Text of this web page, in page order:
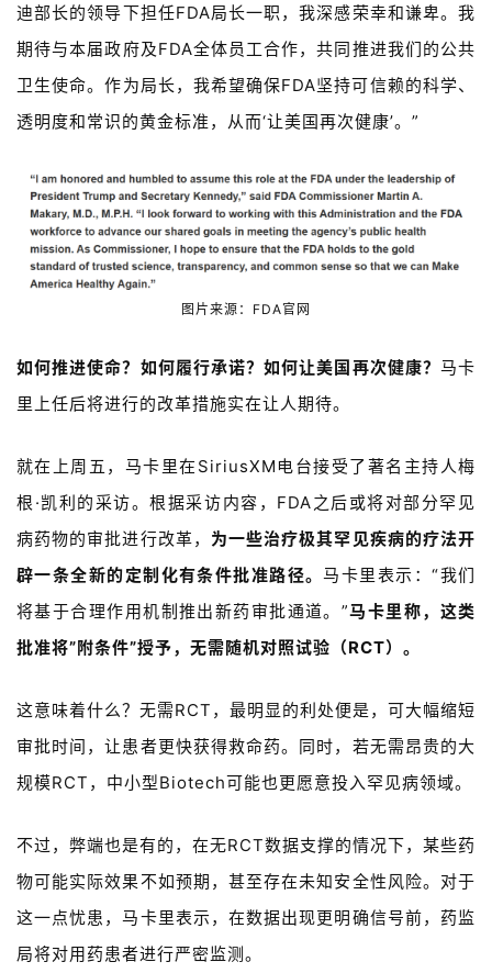
首
页
讯
视
区
精
彩
迪部长的领导下担任FDA局长一职，我深感荣幸和谦卑。我
期待与本届政府及FDA全体员工合作，共同推进我们的公共
卫生使命。作为局长，我希望确保FDA坚持可信赖的科学、
透明度和常识的黄金标准，从而‘让美国再次健康’。”
图片来源：FDA官网
如何推进使命？如何履行承诺？如何让美国再次健康？ 马卡
里上任后将进行的改革措施实在让人期待。
就在上周五，马卡里在SiriusXM电台接受了著名主持人梅
根·凯利的采访。根据采访内容，FDA之后或将对部分罕见
病药物的审批进行改革， 为一些治疗极其罕见疾病的疗法开
辟一条全新的定制化有条件批准路径。马卡里表示：“我们
将基于合理作用机制推出新药审批通道。”马卡里称，这类
批准将”附条件”授予，无需随机对照试验（RCT）。
这意味着什么？无需RCT，最明显的利处便是，可大幅缩短
审批时间，让患者更快获得救命药。同时，若无需昂贵的大
规模RCT，中小型Biotech可能也更愿意投入罕见病领域。
不过，弊端也是有的，在无RCT数据支撑的情况下，某些药
物可能实际效果不如预期，甚至存在未知安全性风险。对于
这一点忧患，马卡里表示，在数据出现更明确信号前，药监
局将对用药患者进行严密监测。